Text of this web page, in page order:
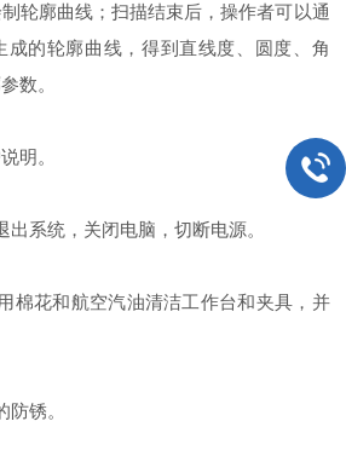
轮廓曲线；扫描结束后，操作者可以通
成的轮廓曲线，得到直线度、圆度、角
数。
明。
系统，关闭电脑，切断电源。
花和航空汽油清洁工作台和夹具，并
锈。